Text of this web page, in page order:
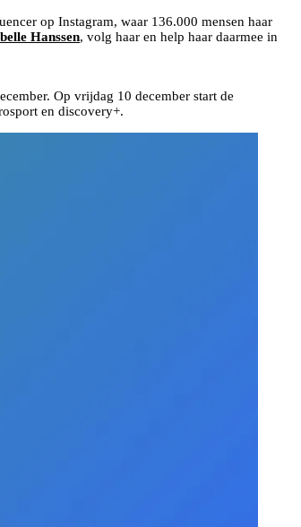
op Instagram, waar 136.000 mensen haar
Hanssen, volg haar en help haar daarmee in
Op vrijdag 10 december start de
en discovery+.